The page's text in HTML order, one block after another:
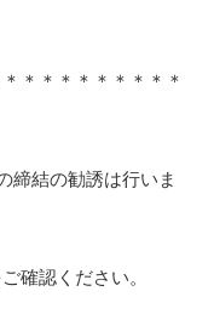
＊＊＊＊＊＊＊＊＊
締結の勧誘は行いま
確認ください。